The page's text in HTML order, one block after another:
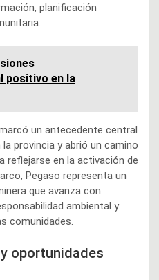
planificación
positivo en la
un antecedente central
provincia y abrió un camino
reflejarse en la activación de
Pegaso representa un
que avanza con
ambiental y
comunidades.
oportunidades